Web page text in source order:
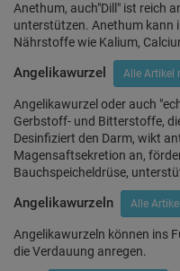
Anethum, auch"Dill" ist reich
unterstützen. Anethum kann
Nährstoffe wie Kalium,
Angelikawurzel Alle Artikel
Angelikawurzel oder auch
Gerbstoff- und Bitterstoffe,
Desinfiziert den Darm, wikt
Magensaftsekretion an,
Bauchspeicheldrüse,
Angelikawurzeln Alle
Angelikawurzeln können ins
die Verdauung anregen.